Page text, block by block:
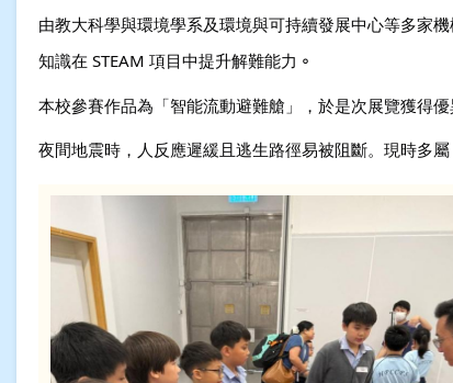
由教大科學與環境學系及環境與可持續發展中心等多家
知識在 STEAM 項目中提升解難能力 。
本校參賽作品為「智能流動避難艙」，於是次展覽獲得
夜間地震時，人反應遲緩且逃生路徑易被阻斷。現時多